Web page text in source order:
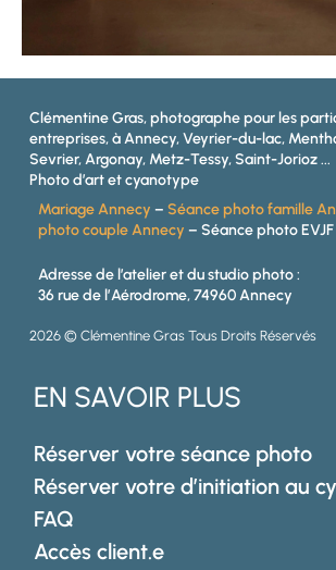
Clémentine Gras, photographe pour les
entreprises, à Annecy, Veyrier-du-lac,
Sevrier, Argonay, Metz-Tessy, Saint-Jorioz ...
Photo d’art et cyanotype
Mariage Annecy – Séance photo famille
photo couple Annecy – Séance photo EVJF
Adresse de l’atelier et du studio photo :
36 rue de l’Aérodrome, 74960 Annecy
2026 © Clémentine Gras Tous Droits Réservés
EN SAVOIR PLUS
Réserver votre séance photo
Réserver votre d’initiation au
FAQ
Accès client.e